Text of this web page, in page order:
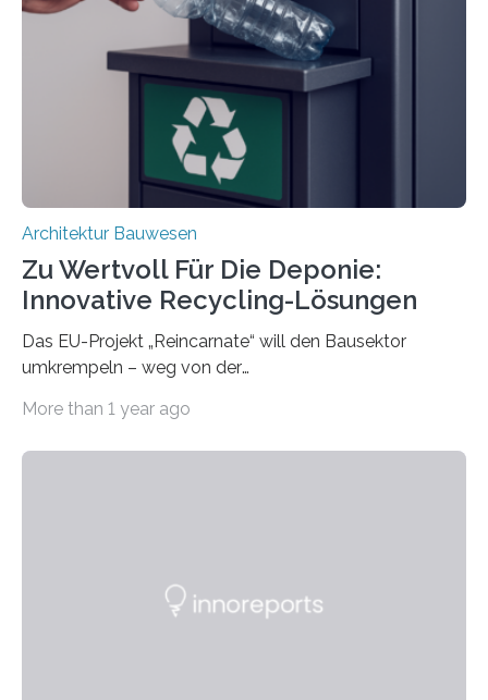
resilient verbinden und bei Bedarf einfach voneinander
trennen. Der Fokus lag auf der Verbindung von
Bauteilen mit unterschiedlicher Lebensdauer, bei denen
irreversible Verbindungen den Austausch üblicherweise
erschweren. Hierzu untersuchten die Forschenden zwei
unterschiedliche Zugänge. Einerseits klebten sie…
Architektur Bauwesen
Zu Wertvoll Für Die Deponie:
Innovative Recycling-Lösungen
Das EU-Projekt „Reincarnate“ will den Bausektor
umkrempeln – weg von der
Kreislaufwirtschaft Bei dem schwedischen
Datenbank erfasst sind, neue Baustoffe kreiert werden.
More than 1 year ago